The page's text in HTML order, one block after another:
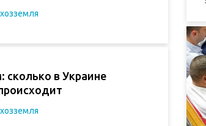
сколько в Украине